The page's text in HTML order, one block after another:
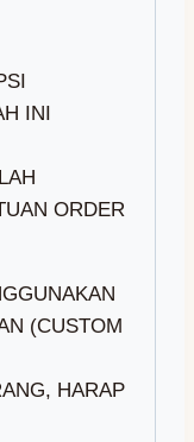
INI
ORDER
(CUSTOM
HARAP